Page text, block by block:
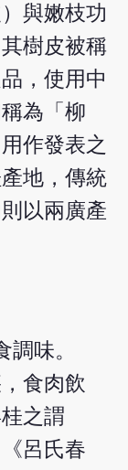
與嫩枝功
樹皮被稱
，使用中
為「柳
作發表之
地，傳統
以兩廣產
味。
食肉飲
之謂
呂氏春